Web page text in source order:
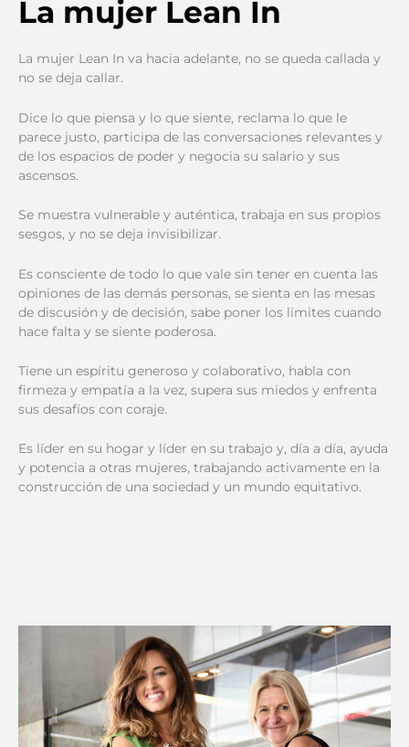
La mujer Lean In
La mujer Lean In va hacia adelante, no se queda callada y
no se deja callar.
Dice lo que piensa y lo que siente, reclama lo que le
parece justo, participa de las conversaciones relevantes y
de los espacios de poder y negocia su salario y sus
ascensos.
Se muestra vulnerable y auténtica, trabaja en sus propios
sesgos, y no se deja invisibilizar.
Es consciente de todo lo que vale sin tener en cuenta las
opiniones de las demás personas, se sienta en las mesas
de discusión y de decisión, sabe poner los límites cuando
hace falta y se siente poderosa.
Tiene un espíritu generoso y colaborativo, habla con
firmeza y empatía a la vez, supera sus miedos y enfrenta
sus desafíos con coraje.
Es líder en su hogar y líder en su trabajo y, día a día, ayuda
y potencia a otras mujeres, trabajando activamente en la
construcción de una sociedad y un mundo equitativo.